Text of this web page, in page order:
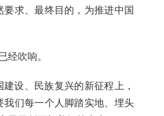
求、最终目的，为推进中国
吹响。
设、民族复兴的新征程上，
们每一个人脚踏实地、埋头